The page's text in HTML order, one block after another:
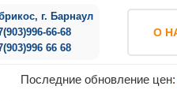
г. Барнаул
66-68
66 68
О
Последние обновление цен: